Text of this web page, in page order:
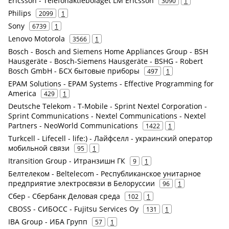
Philips 2099 1
Sony 6739 1
Lenovo Motorola 3566 1
Bosch - Bosch and Siemens Home Appliances Group - BSH
Hausgeräte - Bosch-Siemens Hausgeräte - BSHG - Robert
Bosch GmbH - БСХ бытовые приборы
497 1
EPAM Solutions - EPAM Systems - Effective Programming for
America
429 1
Deutsche Telekom - T-Mobile - Sprint Nextel Corporation -
Sprint Communications - Nextel Communications - Nextel
Partners - NeoWorld Communications
1422 1
Turkcell - Lifecell - life:) - Лайфселл - украинский оператор
мобильной связи
95 1
Itransition Group - Итранзишн ГК 9 1
Белтелеком - Beltelecom - Республиканское унитарное
предприятие электросвязи в Белоруссии
96 1
Сбер - Сбербанк Деловая среда 102 1
CBOSS - СИБОСС - Fujitsu Services Oy 131 1
IBA Group - ИБА Групп 57 1